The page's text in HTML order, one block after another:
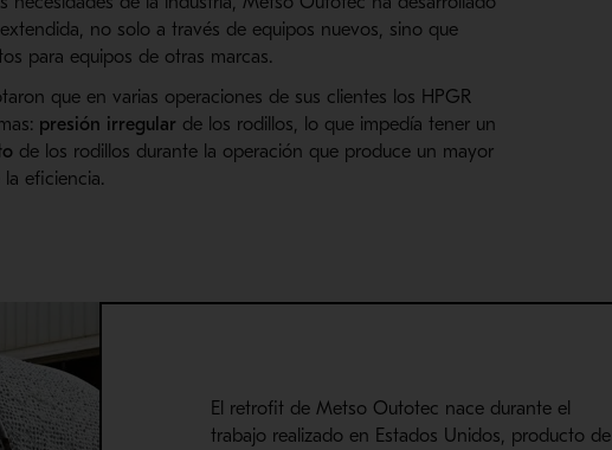
no solo a través de equipos nuevos, sino que
para equipos de otras marcas.
que en varias operaciones de sus clientes los HPGR
presión irregular de los rodillos, lo que impedía tener un
de los rodillos durante la operación que produce un mayor
eficiencia.
El retrofit de Metso Outotec nace durante el
trabajo realizado en Estados Unidos, producto de